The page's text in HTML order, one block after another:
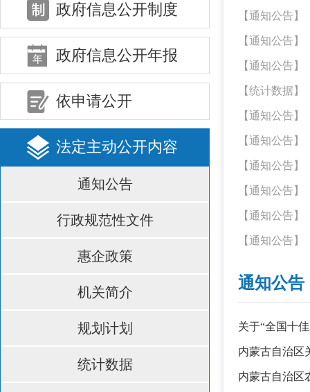
政府信息公开制度
政府信息公开年报
依申请公开
法定主动公开内容
通知公告
行政规范性文件
惠企政策
机关简介
规划计划
统计数据
【通知公告】
【通知公告】
【通知公告】
【统计数据】
【通知公告】
【通知公告】
【通知公告】
【通知公告】
【通知公告】
【通知公告】
通知公告
关于“全国十
内蒙古自治区
内蒙古自治区